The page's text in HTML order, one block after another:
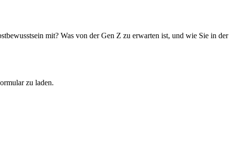
mit? Was von der Gen Z zu erwarten ist, und wie Sie in der
zu laden.